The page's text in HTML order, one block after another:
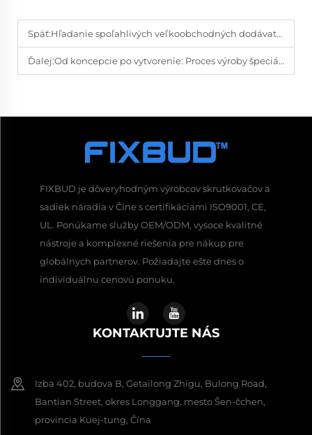
Späť:Hľadanie spoľahlivých veľkoobchodných dodávateľov skrutkovačov online
Ďalej:Od koncepcie po vytvorenie: Proces výroby špeciálnych skrutkovačov
FIXBUD je dôveryhodným výrobcov skrutkovačov a
sadiek náradia v Číne s certifikáciami ISO9001, CE,
UL. Ponúkame služby OEM/ODM, vysoce kvalitné
nástroje a komplexné riešenia pre nákup pre
globálnych partnerov. Požiadajte ešte dnes o
individuálnu cenovú ponuku.
KONTAKTUJTE NÁS
Izba 402, budova B, Getailong Zhigu, Bulong Road,
Bantian Street, okres Longgang, mesto Šen-čchen,
provincia Kuej-tung, Čína